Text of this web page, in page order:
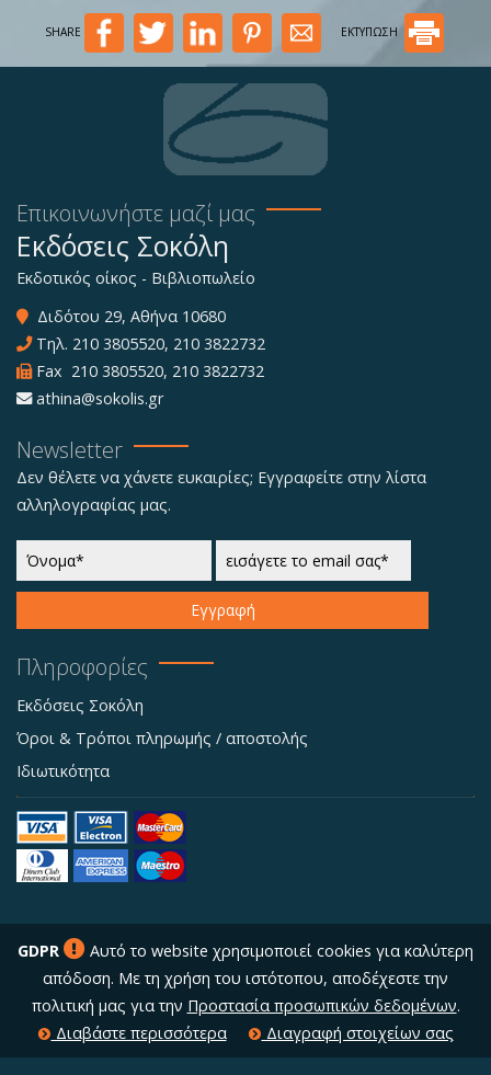
SHARE ΕΚΤΥΠΩΣΗ
Επικοινωνήστε μαζί μας
Εκδόσεις Σοκόλη
Εκδοτικός οίκος - Βιβλιοπωλείο
Διδότου 29, Αθήνα 10680
Τηλ. 210 3805520, 210 3822732
Fax 210 3805520, 210 3822732
athina@sokolis.gr
Newsletter
Δεν θέλετε να χάνετε ευκαιρίες; Εγγραφείτε στην λίστα
αλληλογραφίας μας.
Εγγραφή
Πληροφορίες
Εκδόσεις Σοκόλη
Όροι & Τρόποι πληρωμής / αποστολής
Ιδιωτικότητα
GDPR
Αυτό το website χρησιμοποιεί cookies για καλύτερη
απόδοση. Με τη χρήση του ιστότοπου, αποδέχεστε την
πολιτική μας για την Προστασία προσωπικών δεδομένων.
Διαβάστε περισσότερα
Διαγραφή στοιχείων σας